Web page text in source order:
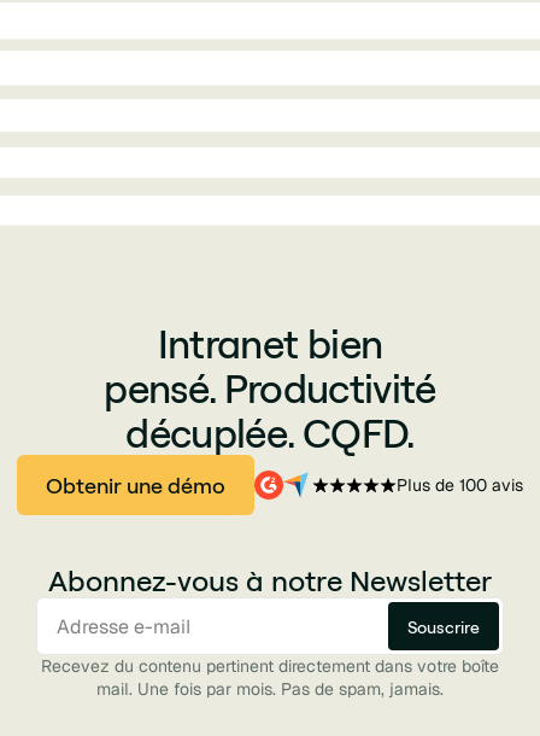
Intranet bien
pensé. Productivité
décuplée. CQFD.
Obtenir une démo Plus de 100 avis
Abonnez-vous à notre Newsletter
Recevez du contenu pertinent directement dans votre boîte
mail. Une fois par mois. Pas de spam, jamais.